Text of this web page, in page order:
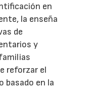
en
la enseña
de
y
reforzar el
basado en la